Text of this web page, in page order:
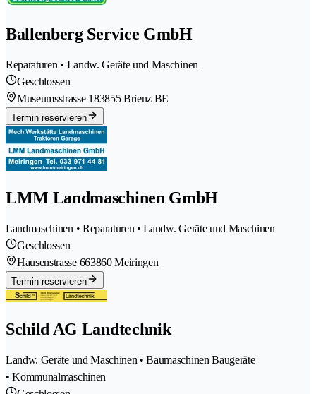
Ballenberg Service GmbH
Reparaturen • Landw. Geräte und Maschinen
Geschlossen
Museumsstrasse 183855 Brienz BE
Termin reservieren
LMM Landmaschinen GmbH
Landmaschinen • Reparaturen • Landw. Geräte und Maschinen
Geschlossen
Hausenstrasse 663860 Meiringen
Termin reservieren
Schild AG Landtechnik
Landw. Geräte und Maschinen • Baumaschinen Baugeräte
• Kommunalmaschinen